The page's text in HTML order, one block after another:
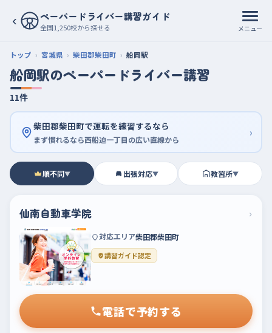
‹ ペーパードライバー講習ガイド
全国1,250校から探せる メニュー
トップ 宮城県 柴田郡柴田町 船岡駅
船岡駅のペーパードライバー講習
11件
柴田郡柴田町で運転を練習するなら
まず慣れるなら西船迫一丁目の広い直線から ›
順不同▼ 出張対応▼ 教習所▼
仙南自動車学院 ›
対応エリア柴田郡柴田町
講習ガイド認定
電話で予約する